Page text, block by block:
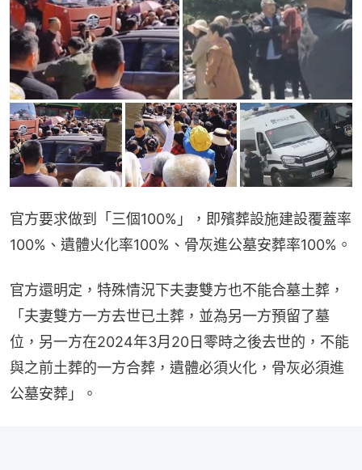
官方要求做到「三個100%」，即殯葬設施建設覆蓋率
100%、遺體火化率100%、骨灰進公墓安葬率100%。
官方還明定，特殊情況下夫妻雙方也不能合墓土葬，
「夫妻雙方一方去世已土葬，並為另一方預留了墓
位，另一方在2024年3月20日零時之後去世的，不能
與之前土葬的一方合葬，遺體必須火化，骨灰必須進
公墓安葬」。